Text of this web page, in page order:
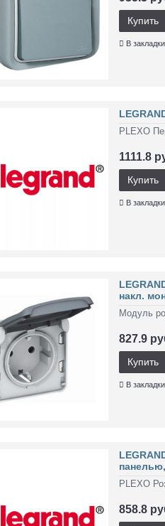
Купить
В закладки
PLEXO
1111.8
Купить
В закладки
накл.
Модуль
827.9
Купить
В закладки
PLEXO
858.8